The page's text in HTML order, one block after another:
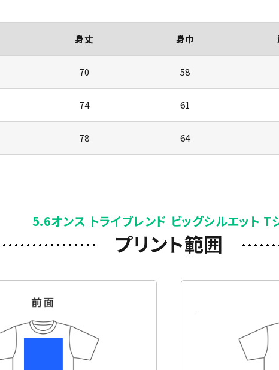
身丈 身巾
70 58
74 61
78 64
5.6オンス トライブレンド ビッグシルエット T
プリント範囲